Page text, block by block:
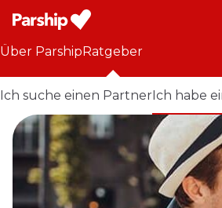
Über ParshipRatgeber
Ich suche einen PartnerIch habe